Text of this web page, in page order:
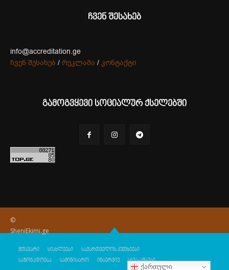
ჩვენ შესახებ
info@accreditation.ge
ჩვენ შესახებ / რეკლამა / კონტაქტი
გამოგვყევი სოციალურ ქსელებში
©
SheniEkimi.ge
მთავარი სიახლეები საქართველოს კუთხეები
საზოგადოება სამინისტრო ინტერვიუ სხვა-ამბები
ქართული